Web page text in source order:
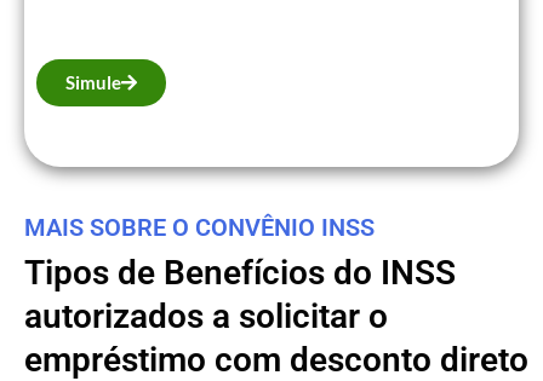
Simule
MAIS SOBRE O CONVÊNIO INSS
Tipos de Benefícios do INSS
autorizados a solicitar o
empréstimo com desconto direto